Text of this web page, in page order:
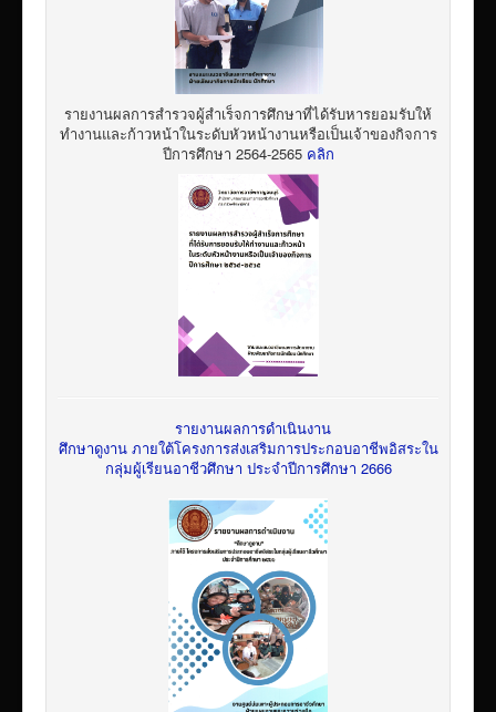
รายงานผลการสำรวจผู้สำเร็จการศึกษาที่ได้รับหารยอมรับให้
ทำงานและก้าวหน้าในระดับหัวหน้างานหรือเป็นเจ้าของกิจการ
ปีการศึกษา 2564-2565 คลิก
รายงานผลการดำเนินงาน
ศึกษาดูงาน ภายใต้โครงการส่งเสริมการประกอบอาชีพอิสระใน
กลุ่มผู้เรียนอาชีวศึกษา ประจำปีการศึกษา 2666